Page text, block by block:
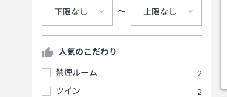
下限なし 〜 上限なし
人気のこだわり
禁煙ルーム
2
ツイン
2